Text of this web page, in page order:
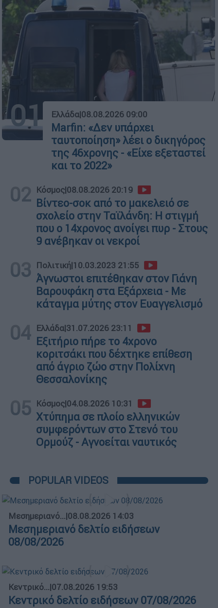
01 Ελλάδα|08.08.2026 09:00
Marfin: «Δεν υπάρχει
ταυτοποίηση» λέει ο δικηγόρος
της 46χρονης - «Είχε εξεταστεί
και το 2022»
02 Κόσμος|08.08.2026 20:19
Βίντεο-σοκ από το μακελειό σε
σχολείο στην Ταϊλάνδη: Η στιγμή
που ο 14χρονος ανοίγει πυρ - Στους
9 ανέβηκαν οι νεκροί
03 Πολιτική|10.03.2023 21:55
Άγνωστοι επιτέθηκαν στον Γιάνη
Βαρουφάκη στα Εξάρχεια - Με
κάταγμα μύτης στον Ευαγγελισμό
04 Ελλάδα|31.07.2026 23:11
Εξιτήριο πήρε το 4χρονο
κοριτσάκι που δέχτηκε επίθεση
από άγριο ζώο στην Πολίχνη
Θεσσαλονίκης
05 Κόσμος|04.08.2026 10:31
Χτύπημα σε πλοίο ελληνικών
συμφερόντων στο Στενό του
Ορμούζ - Αγνοείται ναυτικός
POPULAR VIDEOS
Μεσημεριανό...|08.08.2026 14:03
Μεσημεριανό δελτίο ειδήσεων
08/08/2026
Κεντρικό...|07.08.2026 19:53
Κεντρικό δελτίο ειδήσεων 07/08/2026